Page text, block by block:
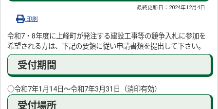
最終更新日： 2024年12月4日
印刷
令和7・8年度に上峰町が発注する建設工事等の競争入札に参加を
希望される方は、下記の要領に従い申請書類を提出して下さい。
受付期間
○令和7年1月14日～令和7年3月31日（消印有効）
受付場所